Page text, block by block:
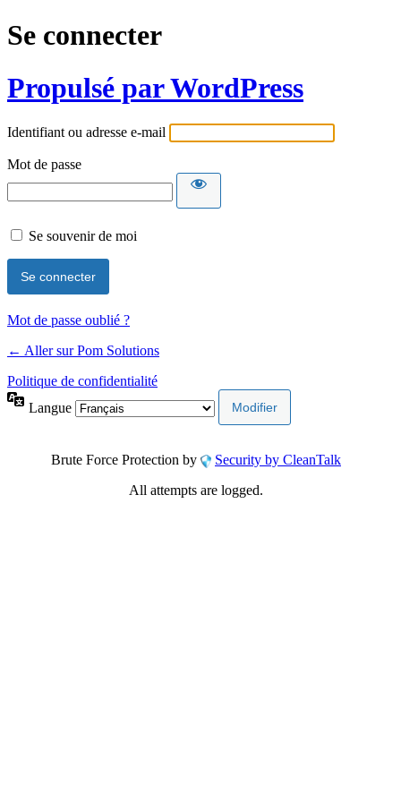
Se connecter
Propulsé par WordPress
Identifiant ou adresse e-mail
Mot de passe
Se souvenir de moi
Mot de passe oublié ?
← Aller sur Pom Solutions
Politique de confidentialité
Langue
Brute Force Protection by
Security by CleanTalk
All attempts are logged.